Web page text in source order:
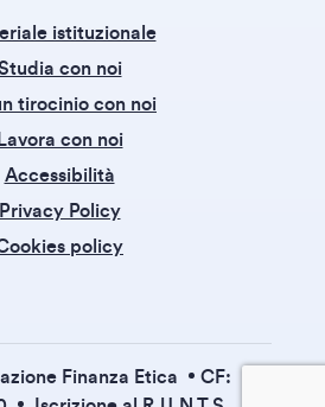
istituzionale
con noi
tirocinio con noi
Lavora con noi
Accessibilità
Privacy Policy
policy
Finanza Etica
CF: